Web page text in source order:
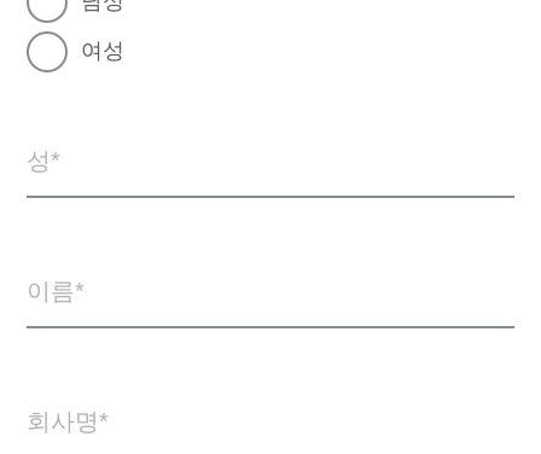
여성
성
이름
회사명